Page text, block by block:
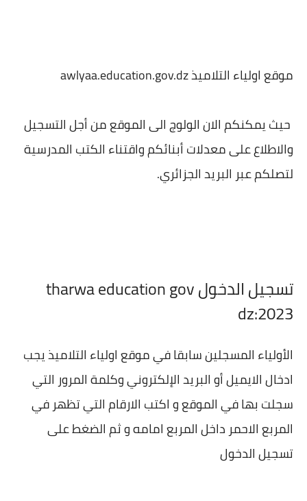
موقع اولياء التلاميذ awlyaa.education.gov.dz
حيث يمكنكم الان الولوج الى الموقع من أجل التسجيل
والاطلاع على معدلات أبنائكم واقتناء الكتب المدرسية
لتصلكم عبر البريد الجزائري.
تسجيل الدخول tharwa education gov
dz:2023
الأولياء المسجلين سابقا في موقع اولياء التلاميذ يجب
ادخال الايميل أو البريد الإلكتروني وكلمة المرور التي
سجلت بها في الموقع و اكتب الارقام التي تظهر في
المربع الاحمر داخل المربع امامه و ثم الضغط على
تسجيل الدخول